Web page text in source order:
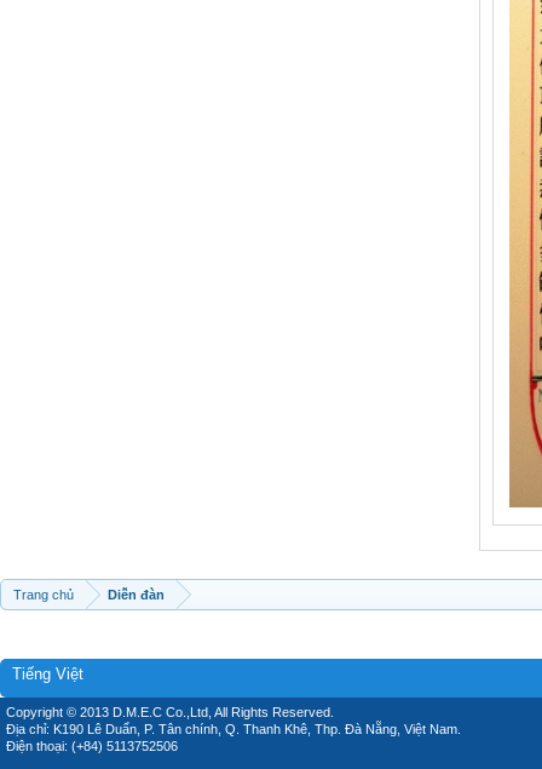
Trang chủ Diễn đàn
Tiếng Việt
Copyright © 2013 D.M.E.C Co.,Ltd, All Rights Reserved.
Địa chỉ: K190 Lê Duẩn, P. Tân chính, Q. Thanh Khê, Thp. Đà Nẵng, Việt Nam.
Điện thoại: (+84) 5113752506